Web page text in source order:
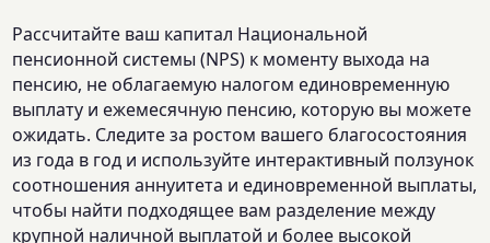
Рассчитайте ваш капитал Национальной
пенсионной системы (NPS) к моменту выхода на
пенсию, не облагаемую налогом единовременную
выплату и ежемесячную пенсию, которую вы можете
ожидать. Следите за ростом вашего благосостояния
из года в год и используйте интерактивный ползунок
соотношения аннуитета и единовременной выплаты,
чтобы найти подходящее вам разделение между
крупной наличной выплатой и более высокой